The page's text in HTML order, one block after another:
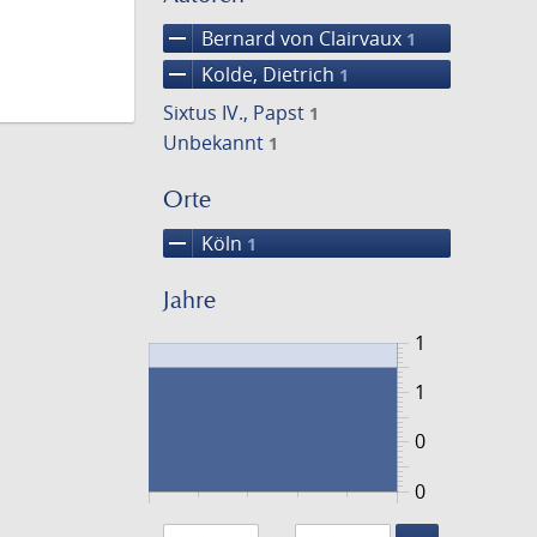
remove Bernard von Clairvaux 1
remove Kolde, Dietrich 1
Sixtus IV., Papst 1
Unbekannt 1
Orte
remove Köln 1
Jahre
0
1
0
1
1486
1487